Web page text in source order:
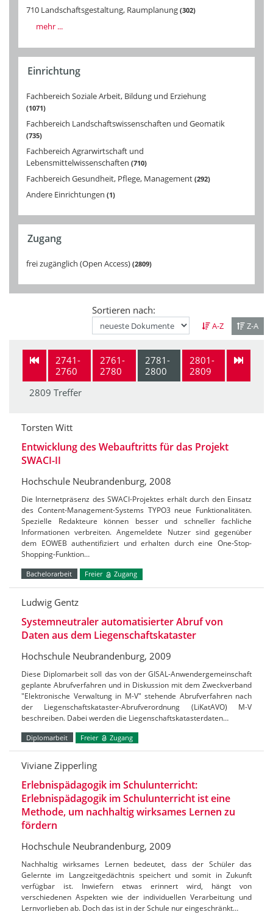
710 Landschaftsgestaltung, Raumplanung 302
mehr ...
Einrichtung
Fachbereich Soziale Arbeit, Bildung und Erziehung
1071
Fachbereich Landschaftswissenschaften und Geomatik
735
Fachbereich Agrarwirtschaft und
Lebensmittelwissenschaften 710
Fachbereich Gesundheit, Pflege, Management 292
Andere Einrichtungen 1
Zugang
frei zugänglich (Open Access) 2809
Sortieren nach:
A-Z Z-A
2741-
2760
2761-
2780
2781-
2800
2801-
2809
2809 Treffer
Torsten Witt
Entwicklung des Webauftritts für das Projekt
SWACI-II
Hochschule Neubrandenburg, 2008
Die Internetpräsenz des SWACI-Projektes erhält durch den Einsatz
des Content-Management-Systems TYPO3 neue Funktionalitäten.
Spezielle Redakteure können besser und schneller fachliche
Informationen verbreiten. Angemeldete Nutzer sind gegenüber
dem EOWEB authentifiziert und erhalten durch eine One-Stop-
Shopping-Funktion…
Bachelorarbeit Freier Zugang
Ludwig Gentz
Systemneutraler automatisierter Abruf von
Daten aus dem Liegenschaftskataster
Hochschule Neubrandenburg, 2009
Diese Diplomarbeit soll das von der GISAL-Anwendergemeinschaft
geplante Abrufverfahren und in Diskussion mit dem Zweckverband
"Elektronische Verwaltung in M-V" stehende Abrufverfahren nach
der Liegenschaftskataster-Abrufverordnung (LiKatAVO) M-V
beschreiben. Dabei werden die Liegenschaftskatasterdaten…
Diplomarbeit Freier Zugang
Viviane Zipperling
Erlebnispädagogik im Schulunterricht:
Erlebnispädagogik im Schulunterricht ist eine
Methode, um nachhaltig wirksames Lernen zu
fördern
Hochschule Neubrandenburg, 2009
Nachhaltig wirksames Lernen bedeutet, dass der Schüler das
Gelernte im Langzeitgedächtnis speichert und somit in Zukunft
verfügbar ist. Inwiefern etwas erinnert wird, hängt von
verschiedenen Aspekten wie der individuellen Verarbeitung und
Lernvorlieben ab. Doch das ist in der Schule nur eingeschränkt…